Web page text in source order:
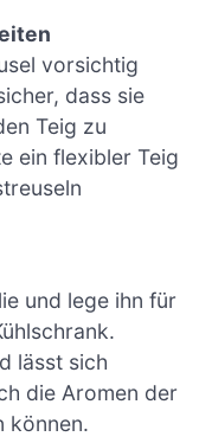
vorsichtig
dass sie
Teig zu
ein flexibler Teig
und lege ihn für
lässt sich
die Aromen der
können.